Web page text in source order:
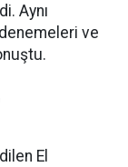
Aynı
ve
El